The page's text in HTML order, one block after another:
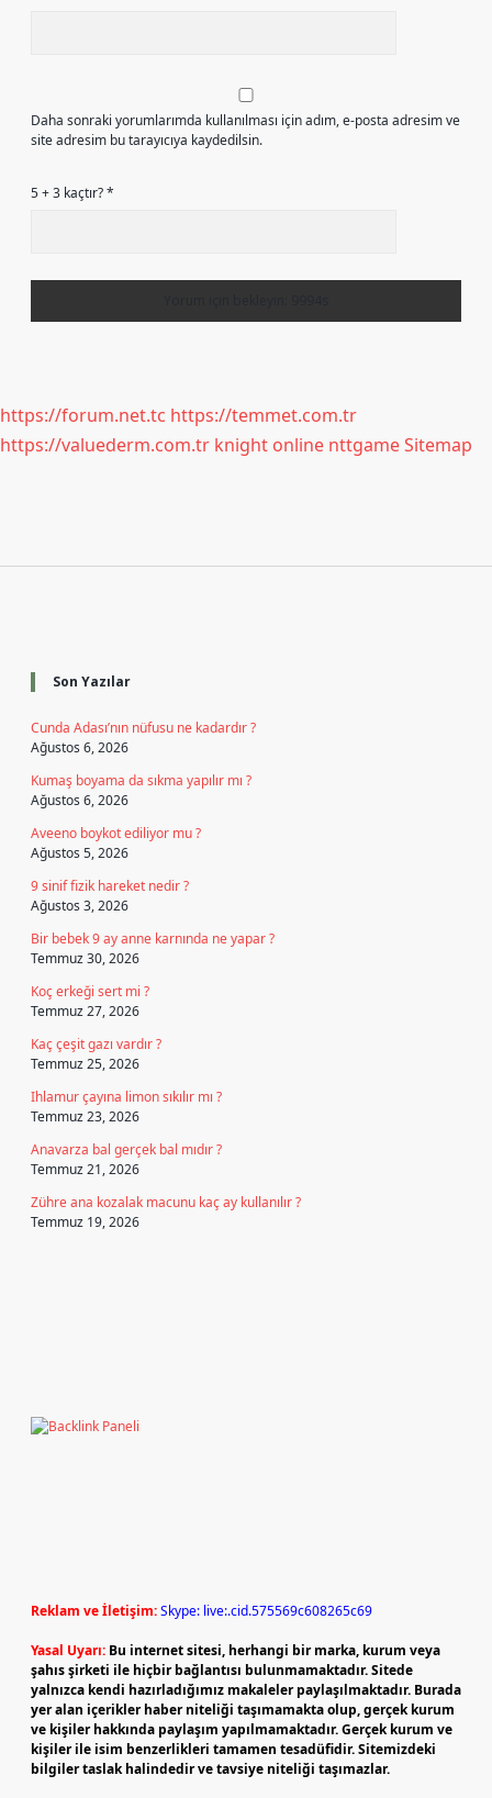
Daha sonraki yorumlarımda kullanılması için adım, e-posta adresim ve
site adresim bu tarayıcıya kaydedilsin.
5 + 3 kaçtır?*
https://forum.net.tc https://temmet.com.tr
https://valuederm.com.tr knight online nttgameSitemap
Son Yazılar
Cunda Adası’nın nüfusu ne kadardır ?
Ağustos 6, 2026
Kumaş boyama da sıkma yapılır mı ?
Ağustos 6, 2026
Aveeno boykot ediliyor mu ?
Ağustos 5, 2026
9 sinif fizik hareket nedir ?
Ağustos 3, 2026
Bir bebek 9 ay anne karnında ne yapar ?
Temmuz 30, 2026
Koç erkeği sert mi ?
Temmuz 27, 2026
Kaç çeşit gazı vardır ?
Temmuz 25, 2026
Ihlamur çayına limon sıkılır mı ?
Temmuz 23, 2026
Anavarza bal gerçek bal mıdır ?
Temmuz 21, 2026
Zühre ana kozalak macunu kaç ay kullanılır ?
Temmuz 19, 2026
Reklam ve İletişim:Skype: live:.cid.575569c608265c69
Yasal Uyarı: Bu internet sitesi, herhangi bir marka, kurum veya
şahıs şirketi ile hiçbir bağlantısı bulunmamaktadır. Sitede
yalnızca kendi hazırladığımız makaleler paylaşılmaktadır. Burada
yer alan içerikler haber niteliği taşımamakta olup, gerçek kurum
ve kişiler hakkında paylaşım yapılmamaktadır. Gerçek kurum ve
kişiler ile isim benzerlikleri tamamen tesadüfidir. Sitemizdeki
bilgiler taslak halindedir ve tavsiye niteliği taşımazlar.